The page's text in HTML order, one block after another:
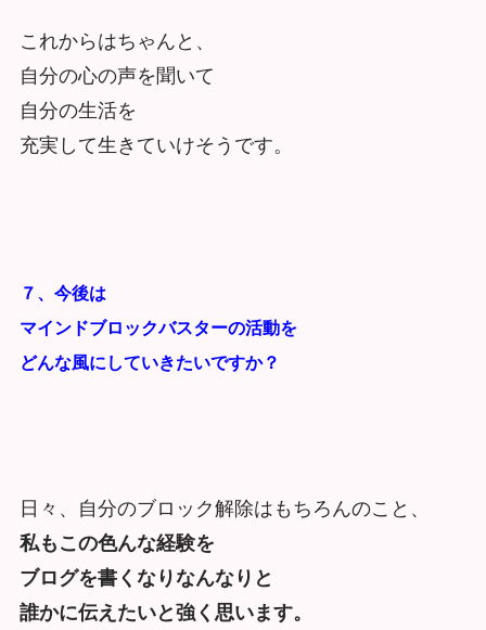
これからはちゃんと、
自分の心の声を聞いて
自分の生活を
充実して生きていけそうです。
７、今後は
マインドブロックバスターの活動を
どんな風にしていきたいですか？
日々、自分のブロック解除はもちろんのこと、
私もこの色んな経験を
ブログを書くなりなんなりと
誰かに伝えたいと強く思います。